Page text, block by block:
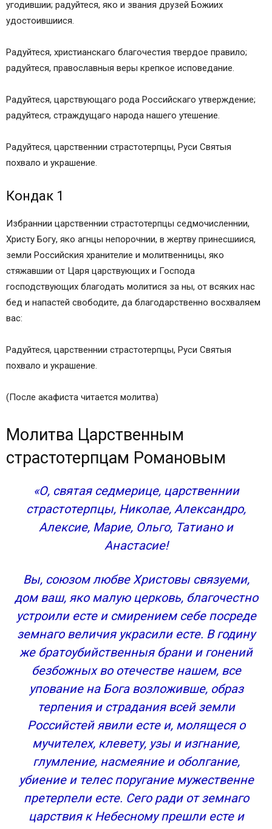
угодившии; радуйтеся, яко и звания друзей Божиих
удостоившиися.
Радуйтеся, христианскаго благочестия твердое правило;
радуйтеся, православныя веры крепкое исповедание.
Радуйтеся, царствующаго рода Российскаго утверждение;
радуйтеся, страждущаго народа нашего утешение.
Радуйтеся, царственнии страстотерпцы, Руси Святыя
похвало и украшение.
Кондак 1
Избраннии царственнии страстотерпцы седмочисленнии,
Христу Богу, яко агнцы непорочнии, в жертву принесшиися,
земли Российския хранителие и молитвенницы, яко
стяжавшии от Царя царствующих и Господа
господствующих благодать молитися за ны, от всяких нас
бед и напастей свободите, да благодарственно восхваляем
вас:
Радуйтеся, царственнии страстотерпцы, Руси Святыя
похвало и украшение.
(После акафиста читается молитва)
Молитва Царственным
страстотерпцам Романовым
«О, святая седмерице, царственнии
страстотерпцы, Николае, Александро,
Алексие, Марие, Ольго, Татиано и
Анастасие!
Вы, союзом любве Христовы связуеми,
дом ваш, яко малую церковь, благочестно
устроили есте и смирением себе посреде
земнаго величия украсили есте. В годину
же братоубийственныя брани и гонений
безбожных во отечестве нашем, все
упование на Бога возложивше, образ
терпения и страдания всей земли
Российстей явили есте и, молящеся о
мучителех, клевету, узы и изгнание,
глумление, насмеяние и оболгание,
убиение и телес поругание мужественне
претерпели есте. Сего ради от земнаго
царствия к Небесному прешли есте и